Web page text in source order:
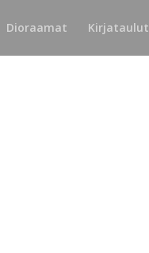
Dioraamat Kirjataulut